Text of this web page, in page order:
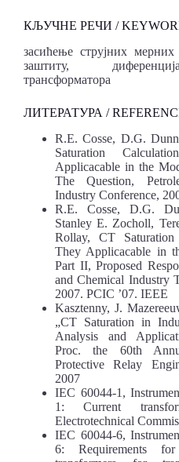
КЉУЧНЕ РЕЧИ /
засићење струјних мерних
заштиту,
трансформатора
ЛИТЕРАТУРА /
R.E. Cosse, D.G.
Saturation
Applicacable in the
The Question,
Industry Conference,
R.E. Cosse, D.G.
Stanley E. Zocholl,
Rollay, CT
They Applicacable in
Part II, Proposed
and Chemical Industry
2007. PCIC ’07. IEEE
Kasztenny, J.
„CT Saturation in
Analysis and
Proc. the 60th
Protective Relay
2007
IEC 60044-1,
1: Current
Electrotechnical
IEC 60044-6,
6: Requirements